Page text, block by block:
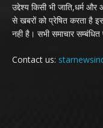
उद्देश्य किसी भी जाति,धर्म
से खबरों को प्रेषित करता है
नही है। सभी समाचार सम्बंधित
Contact us: